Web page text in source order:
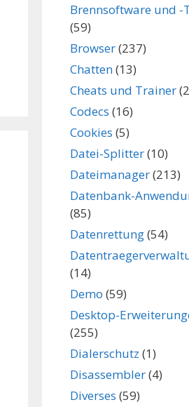
Brennsoftware und -
(59)
Browser(237)
Chatten(13)
Cheats und Trainer
Codecs (16)
Cookies (5)
Datei-Splitter(10)
Dateimanager(213)
Datenbank-
(85)
Datenrettung(54)
(14)
Demo (59)
Desktop-
(255)
Dialerschutz (1)
Disassembler(4)
Diverses (59)